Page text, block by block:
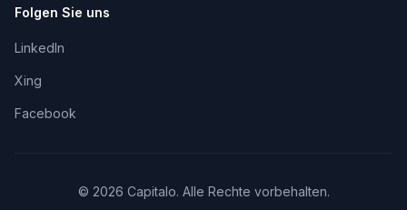
Folgen Sie uns
LinkedIn
Xing
Facebook
© 2026 Capitalo. Alle Rechte vorbehalten.